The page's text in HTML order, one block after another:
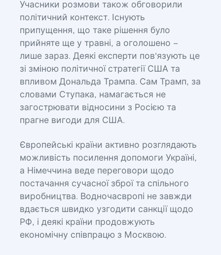
Учасники розмови також обговорили
політичний контекст. Існують
припущення, що таке рішення було
прийняте ще у травні, а оголошено –
лише зараз. Деякі експерти пов'язують це
зі зміною політичної стратегії США та
впливом Дональда Трампа. Сам Трамп, за
словами Ступака, намагається не
загострювати відносини з Росією та
прагне вигоди для США.
Європейські країни активно розглядають
можливість посилення допомоги Україні,
а Німеччина веде переговори щодо
постачання сучасної зброї та спільного
виробництва. Водночасвропі не завжди
вдається швидко узгодити санкції щодо
РФ, і деякі країни продовжують
економічну співпрацю з Москвою.